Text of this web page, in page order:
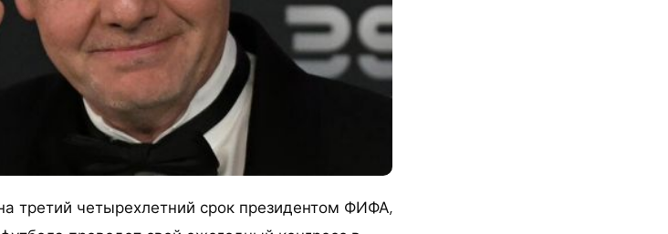
третий четырехлетний срок президентом ФИФА,